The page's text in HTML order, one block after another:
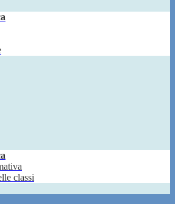
classi